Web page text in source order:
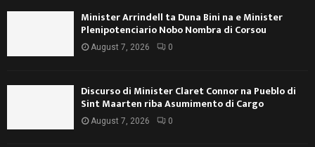
Minister Arrindell ta Duna Bini na e Minister
Plenipotenciario Nobo Nombra di Corsou
August 7, 2026 0
Discurso di Minister Claret Connor na Pueblo di
Sint Maarten riba Asumimento di Cargo
August 7, 2026 0